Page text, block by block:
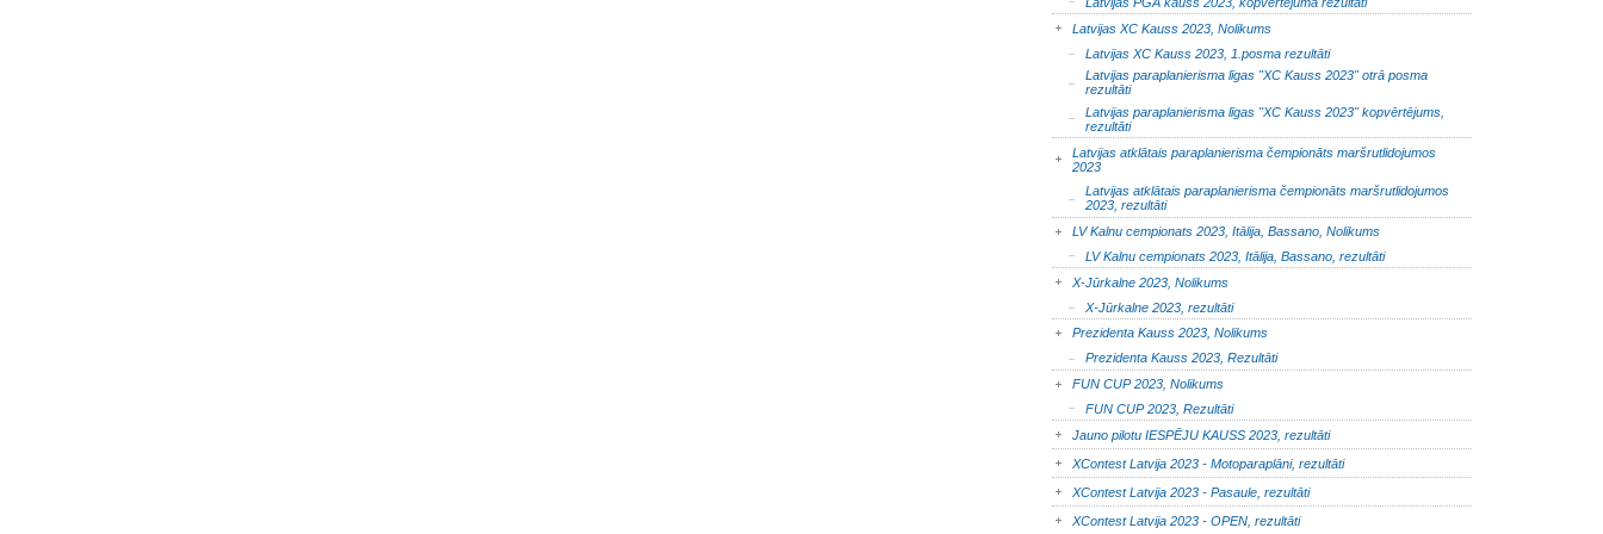
Latvijas XC Kauss 2023, Nolikums
Latvijas XC Kauss 2023, 1.posma rezultāti
Latvijas paraplanierisma līgas "XC Kauss 2023" otrā posma
rezultāti
Latvijas paraplanierisma līgas "XC Kauss 2023" kopvērtējums,
rezultāti
Latvijas atklātais paraplanierisma čempionāts maršrutlidojumos
2023
Latvijas atklātais paraplanierisma čempionāts maršrutlidojumos
2023, rezultāti
LV Kalnu cempionats 2023, Itālija, Bassano, Nolikums
LV Kalnu cempionats 2023, Itālija, Bassano, rezultāti
X-Jūrkalne 2023, Nolikums
X-Jūrkalne 2023, rezultāti
Prezidenta Kauss 2023, Nolikums
Prezidenta Kauss 2023, Rezultāti
FUN CUP 2023, Nolikums
FUN CUP 2023, Rezultāti
Jauno pilotu IESPĒJU KAUSS 2023, rezultāti
XContest Latvija 2023 - Motoparaplāni, rezultāti
XContest Latvija 2023 - Pasaule, rezultāti
XContest Latvija 2023 - OPEN, rezultāti